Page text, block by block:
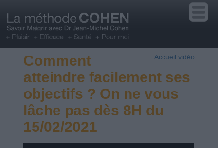
Accueil vidéo
Comment
atteindre facilement ses
objectifs ? On ne vous
lâche pas dès 8H du
15/02/2021